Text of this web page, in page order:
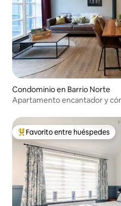
Condominio en Barrio Norte
Apartamento encantador y
De los mejores en Favorito
Favorito entre huéspedes